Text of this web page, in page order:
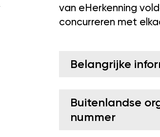
van eHerkenning
concurreren met
Belangrijke
Buitenlandse
nummer